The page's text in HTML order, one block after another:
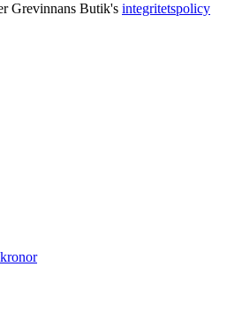
Grevinnans Butik's integritetspolicy